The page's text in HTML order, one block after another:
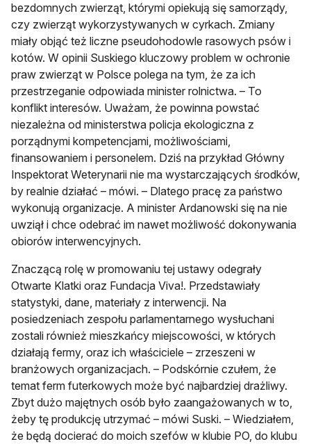
bezdomnych zwierząt, którymi opiekują się samorządy,
czy zwierząt wykorzystywanych w cyrkach. Zmiany
miały objąć też liczne pseudohodowle rasowych psów i
kotów. W opinii Suskiego kluczowy problem w ochronie
praw zwierząt w Polsce polega na tym, że za ich
przestrzeganie odpowiada minister rolnictwa. – To
konflikt interesów. Uważam, że powinna powstać
niezależna od ministerstwa policja ekologiczna z
porządnymi kompetencjami, możliwościami,
finansowaniem i personelem. Dziś na przykład Główny
Inspektorat Weterynarii nie ma wystarczających środków,
by realnie działać – mówi. – Dlatego pracę za państwo
wykonują organizacje. A minister Ardanowski się na nie
uwziął i chce odebrać im nawet możliwość dokonywania
obiorów interwencyjnych.
Znaczącą rolę w promowaniu tej ustawy odegrały
Otwarte Klatki oraz Fundacja Viva!. Przedstawiały
statystyki, dane, materiały z interwencji. Na
posiedzeniach zespołu parlamentarnego wysłuchani
zostali również mieszkańcy miejscowości, w których
działają fermy, oraz ich właściciele – zrzeszeni w
branżowych organizacjach. – Podskórnie czułem, że
temat ferm futerkowych może być najbardziej drażliwy.
Zbyt dużo majętnych osób było zaangażowanych w to,
żeby tę produkcję utrzymać – mówi Suski. – Wiedziałem,
że będą docierać do moich szefów w klubie PO, do klubu